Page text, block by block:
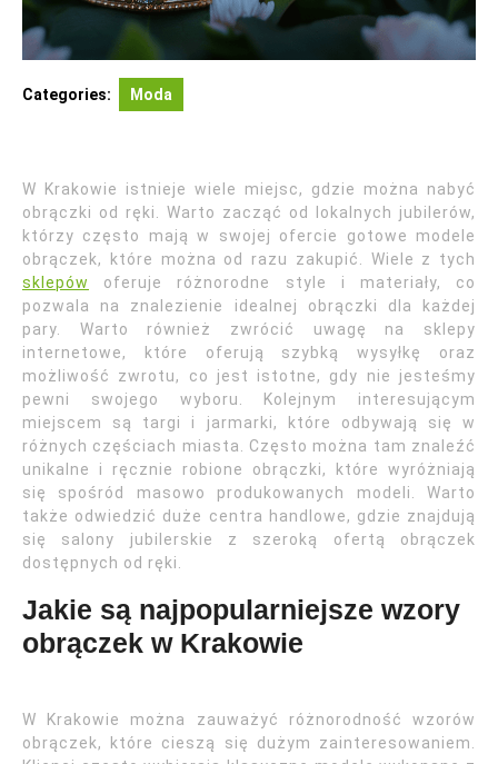
Categories: Moda
W Krakowie istnieje wiele miejsc, gdzie można nabyć
obrączki od ręki. Warto zacząć od lokalnych jubilerów,
którzy często mają w swojej ofercie gotowe modele
obrączek, które można od razu zakupić. Wiele z tych
sklepów
oferuje różnorodne style i materiały, co
pozwala na znalezienie idealnej obrączki dla każdej
pary. Warto również zwrócić uwagę na sklepy
internetowe, które oferują szybką wysyłkę oraz
możliwość zwrotu, co jest istotne, gdy nie jesteśmy
pewni swojego wyboru. Kolejnym interesującym
miejscem są targi i jarmarki, które odbywają się w
różnych częściach miasta. Często można tam znaleźć
unikalne i ręcznie robione obrączki, które wyróżniają
się spośród masowo produkowanych modeli. Warto
także odwiedzić duże centra handlowe, gdzie znajdują
się salony jubilerskie z szeroką ofertą obrączek
dostępnych od ręki.
Jakie są najpopularniejsze wzory
obrączek w Krakowie
W Krakowie można zauważyć różnorodność wzorów
obrączek, które cieszą się dużym zainteresowaniem.